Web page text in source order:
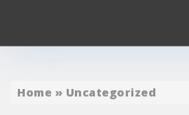
Home » Uncategorized